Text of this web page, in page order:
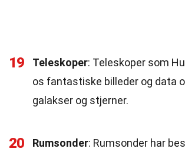
19 Teleskoper: Teleskoper som
os fantastiske billeder og data
galakser og stjerner.
20 Rumsonder: Rumsonder har